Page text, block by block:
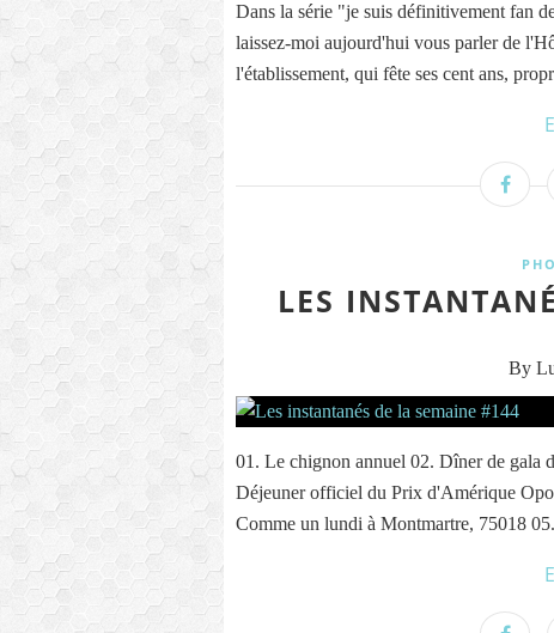
Dans la série "je suis définitivement fan
laissez-moi aujourd'hui vous parler de
l'établissement, qui fête ses cent ans,
LES
By
01. Le chignon annuel 02. Dîner de gala
Déjeuner officiel du Prix d'Amérique
Comme un lundi à Montmartre, 75018